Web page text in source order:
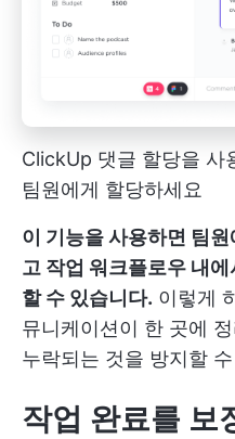
ClickUp 댓글 할당을 사
팀원에게 할당하세요
이 기능을 사용하면 팀
고 작업 워크플로우 내
할 수 있습니다. 이렇게
뮤니케이션이 한 곳에
누락되는 것을 방지할
작업 완료를 보